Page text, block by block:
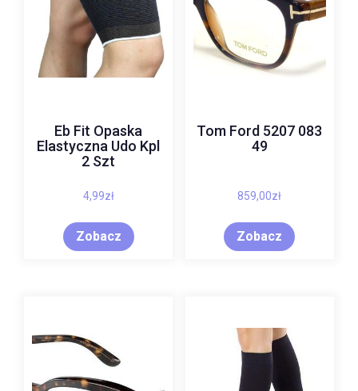
Eb Fit Opaska
Elastyczna Udo Kpl
2 Szt
4,99zł
Zobacz
Tom Ford 5207 083
49
859,00zł
Zobacz